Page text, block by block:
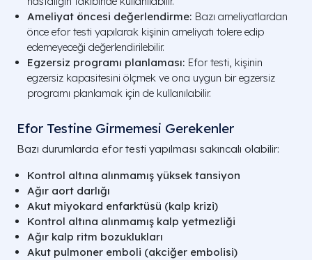
Ameliyat öncesi değerlendirme: Bazı ameliyatlardan
önce efor testi yapılarak kişinin ameliyatı tolere edip
edemeyeceği değerlendirilebilir.
Egzersiz programı planlaması: Efor testi, kişinin
egzersiz kapasitesini ölçmek ve ona uygun bir egzersiz
programı planlamak için de kullanılabilir.
Efor Testine Girmemesi Gerekenler
Bazı durumlarda efor testi yapılması sakıncalı olabilir:
Kontrol altına alınmamış yüksek tansiyon
Ağır aort darlığı
Akut miyokard enfarktüsü (kalp krizi)
Kontrol altına alınmamış kalp yetmezliği
Ağır kalp ritm bozuklukları
Akut pulmoner emboli (akciğer embolisi)